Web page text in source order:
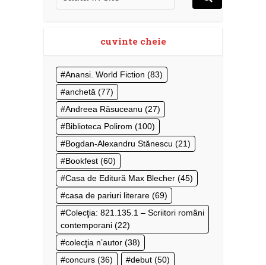
cuvinte cheie
Anansi. World Fiction (83)
anchetă (77)
Andreea Răsuceanu (27)
Biblioteca Polirom (100)
Bogdan-Alexandru Stănescu (21)
Bookfest (60)
Casa de Editură Max Blecher (45)
casa de pariuri literare (69)
Colecţia: 821.135.1 – Scriitori români
contemporani (22)
colecţia n’autor (38)
concurs (36) debut (50)